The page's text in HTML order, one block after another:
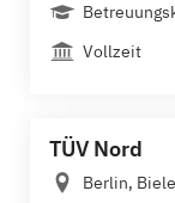
Vollzeit
TÜV Nord
Berlin,